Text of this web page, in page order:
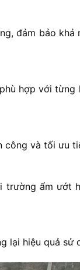
đảm bảo khả
hợp với
công và tối ưu
trường ẩm ướt
lại hiệu quả sử